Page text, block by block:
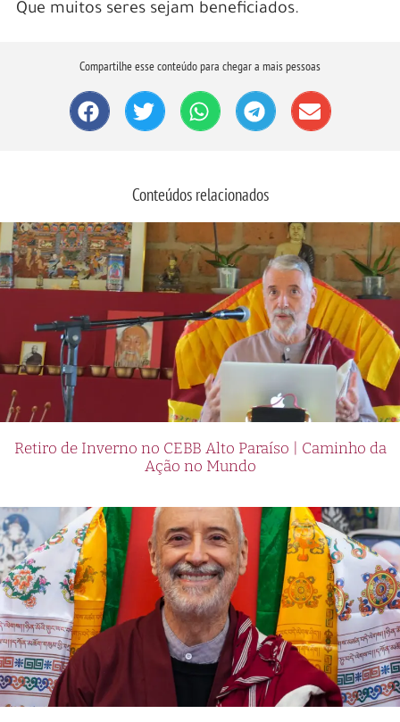
Que muitos seres sejam beneficiados.
Compartilhe esse conteúdo para chegar a mais pessoas
Conteúdos relacionados
Retiro de Inverno no CEBB Alto Paraíso | Caminho da
Ação no Mundo